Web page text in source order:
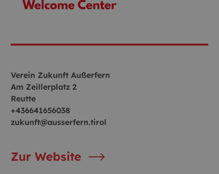
Verein Zukunft Außerfern
Am Zeillerplatz 2
Reutte
+436641656038
zukunft@ausserfern.tirol
Zur Website